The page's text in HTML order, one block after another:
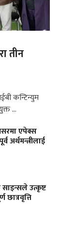
तीन
कन्टिन्युम
…
एपेक्स
अर्थमन्त्रीलाई
उत्कृष्ट
छात्रवृत्ति